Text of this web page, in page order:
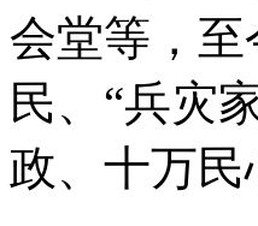
会堂等，
民、“兵灾
政、十万